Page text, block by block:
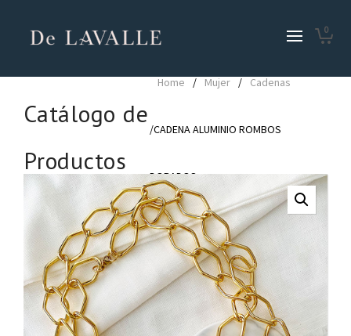
0
Catálogo de
Productos
Home / Mujer / Cadenas
/CADENA ALUMINIO ROMBOS
DORADOS